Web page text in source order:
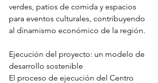
verdes, patios de comida y espacios
para eventos culturales, contribuyendo
al dinamismo económico de la región.
Ejecución del proyecto: un modelo de
desarrollo sostenible
El proceso de ejecución del Centro